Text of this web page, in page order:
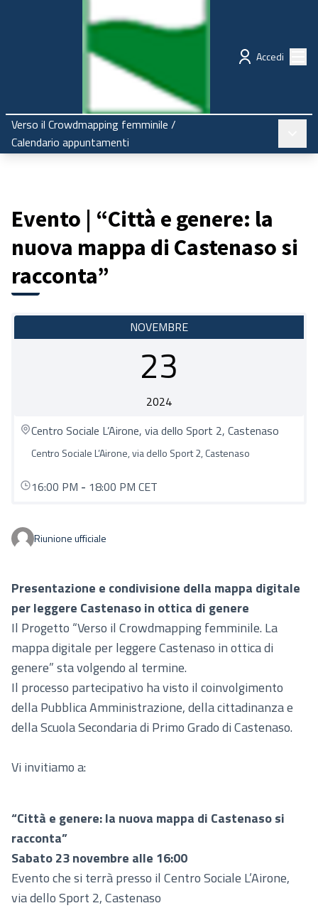
Regione Emilia-Romagna Partecipazione
Accedi
Verso il Crowdmapping femminile /
Calendario appuntamenti
Evento | “Città e genere: la
nuova mappa di Castenaso si
racconta”
NOVEMBRE
23
2024
Centro Sociale L’Airone, via dello Sport 2, Castenaso
Centro Sociale L’Airone, via dello Sport 2, Castenaso
16:00 PM - 18:00 PM CET
Riunione ufficiale
Presentazione e condivisione della mappa digitale
per leggere Castenaso in ottica di genere
Il Progetto “Verso il Crowdmapping femminile. La
mappa digitale per leggere Castenaso in ottica di
genere” sta volgendo al termine.
Il processo partecipativo ha visto il coinvolgimento
della Pubblica Amministrazione, della cittadinanza e
della Scuola Secondaria di Primo Grado di Castenaso.
Vi invitiamo a:
“Città e genere: la nuova mappa di Castenaso si
racconta”
Sabato 23 novembre alle 16:00
Evento che si terrà presso il Centro Sociale L’Airone,
via dello Sport 2, Castenaso